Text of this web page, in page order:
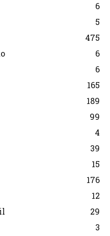
6
5
475
6
6
165
189
99
4
39
15
176
12
29
3